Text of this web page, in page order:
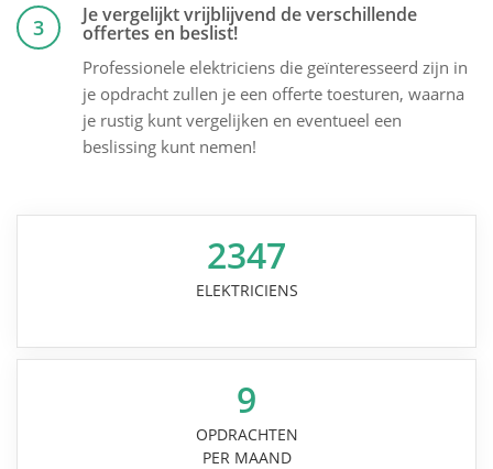
3 Je vergelijkt vrijblijvend de verschillende
offertes en beslist!
Professionele elektriciens die geïnteresseerd zijn in
je opdracht zullen je een offerte toesturen, waarna
je rustig kunt vergelijken en eventueel een
beslissing kunt nemen!
2347
ELEKTRICIENS
9
OPDRACHTEN
PER MAAND